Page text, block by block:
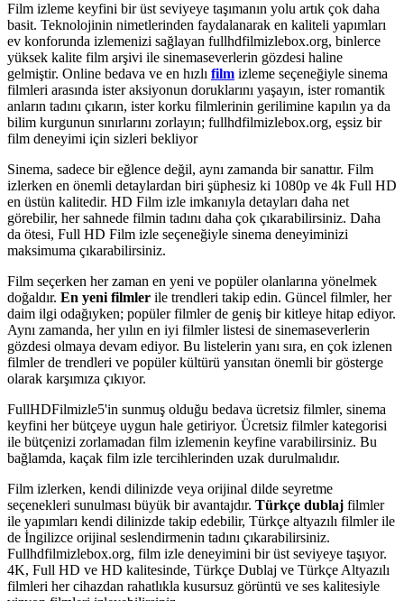
Film izleme keyfini bir üst seviyeye taşımanın yolu artık çok daha
basit. Teknolojinin nimetlerinden faydalanarak en kaliteli yapımları
ev konforunda izlemenizi sağlayan fullhdfilmizlebox.org, binlerce
yüksek kalite film arşivi ile sinemaseverlerin gözdesi haline
gelmiştir. Online bedava ve en hızlı film izleme seçeneğiyle sinema
filmleri arasında ister aksiyonun doruklarını yaşayın, ister romantik
anların tadını çıkarın, ister korku filmlerinin gerilimine kapılın ya da
bilim kurgunun sınırlarını zorlayın; fullhdfilmizlebox.org, eşsiz bir
film deneyimi için sizleri bekliyor
Sinema, sadece bir eğlence değil, aynı zamanda bir sanattır. Film
izlerken en önemli detaylardan biri şüphesiz ki 1080p ve 4k Full HD
en üstün kalitedir. HD Film izle imkanıyla detayları daha net
görebilir, her sahnede filmin tadını daha çok çıkarabilirsiniz. Daha
da ötesi, Full HD Film izle seçeneğiyle sinema deneyiminizi
maksimuma çıkarabilirsiniz.
Film seçerken her zaman en yeni ve popüler olanlarına yönelmek
doğaldır. En yeni filmler ile trendleri takip edin. Güncel filmler, her
daim ilgi odağıyken; popüler filmler de geniş bir kitleye hitap ediyor.
Aynı zamanda, her yılın en iyi filmler listesi de sinemaseverlerin
gözdesi olmaya devam ediyor. Bu listelerin yanı sıra, en çok izlenen
filmler de trendleri ve popüler kültürü yansıtan önemli bir gösterge
olarak karşımıza çıkıyor.
FullHDFilmizle5'in sunmuş olduğu bedava ücretsiz filmler, sinema
keyfini her bütçeye uygun hale getiriyor. Ücretsiz filmler kategorisi
ile bütçenizi zorlamadan film izlemenin keyfine varabilirsiniz. Bu
bağlamda, kaçak film izle tercihlerinden uzak durulmalıdır.
Film izlerken, kendi dilinizde veya orijinal dilde seyretme
seçenekleri sunulması büyük bir avantajdır. Türkçe dublaj filmler
ile yapımları kendi dilinizde takip edebilir, Türkçe altyazılı filmler ile
de İngilizce orijinal seslendirmenin tadını çıkarabilirsiniz.
Fullhdfilmizlebox.org, film izle deneyimini bir üst seviyeye taşıyor.
4K, Full HD ve HD kalitesinde, Türkçe Dublaj ve Türkçe Altyazılı
filmleri her cihazdan rahatlıkla kusursuz görüntü ve ses kalitesiyle